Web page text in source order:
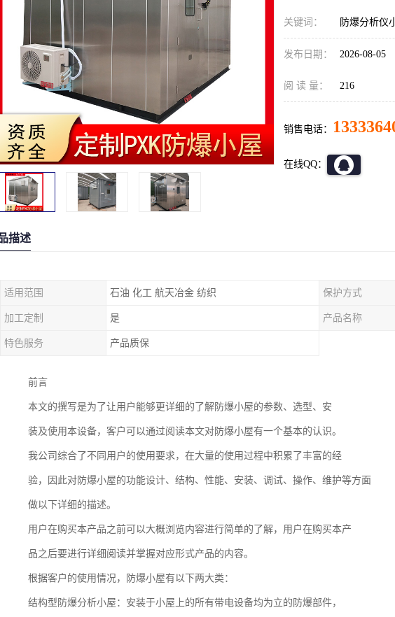
关键词： 防爆分析仪
发布日期： 2026-08-05
阅 读 量： 216
销售电话：
在线QQ：
描述
适用范围 石油 化工 航天冶金 纺织 保护方式
加工定制 是 产品名称
特色服务 产品质保
前言
本文的撰写是为了让用户能够更详细的了解防爆小屋的参数、选型、安
装及使用本设备，客户可以通过阅读本文对防爆小屋有一个基本的认识。
我公司综合了不同用户的使用要求，在大量的使用过程中积累了丰富的经
验，因此对防爆小屋的功能设计、结构、性能、安装、调试、操作、维护等方面
做以下详细的描述。
用户在购买本产品之前可以大概浏览内容进行简单的了解，用户在购买本产
品之后要进行详细阅读并掌握对应形式产品的内容。
根据客户的使用情况，防爆小屋有以下两大类：
结构型防爆分析小屋：安装于小屋上的所有带电设备均为立的防爆部件，